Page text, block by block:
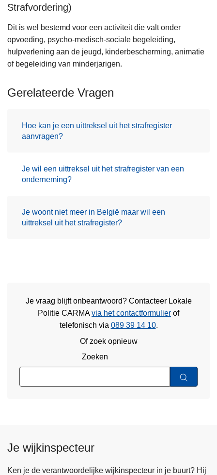
Strafvordering)
Dit is wel bestemd voor een activiteit die valt onder
opvoeding, psycho-medisch-sociale begeleiding,
hulpverlening aan de jeugd, kinderbescherming, animatie
of begeleiding van minderjarigen.
Gerelateerde Vragen
Hoe kan je een uittreksel uit het strafregister
aanvragen?
Je wil een uittreksel uit het strafregister van een
onderneming?
Je woont niet meer in België maar wil een
uittreksel uit het strafregister?
Je vraag blijft onbeantwoord? Contacteer Lokale
Politie CARMAvia het contactformulier of
telefonisch via 089 39 14 10.
Of zoek opnieuw
Zoeken
Je wijkinspecteur
Ken je de verantwoordelijke wijkinspecteur in je buurt? Hij